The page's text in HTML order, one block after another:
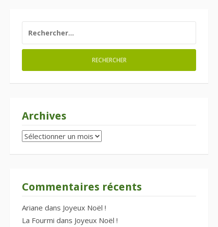
Archives
Archives
Commentaires récents
Ariane dans Joyeux Noël !
La Fourmi dans Joyeux Noël !